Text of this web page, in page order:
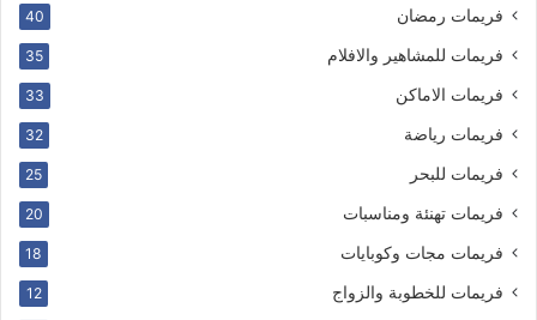
فريمات رمضان 40
فريمات للمشاهير والافلام 35
فريمات الاماكن 33
فريمات رياضة 32
فريمات للبحر 25
فريمات تهنئة ومناسبات 20
فريمات مجات وكوبايات 18
فريمات للخطوبة والزواج 12